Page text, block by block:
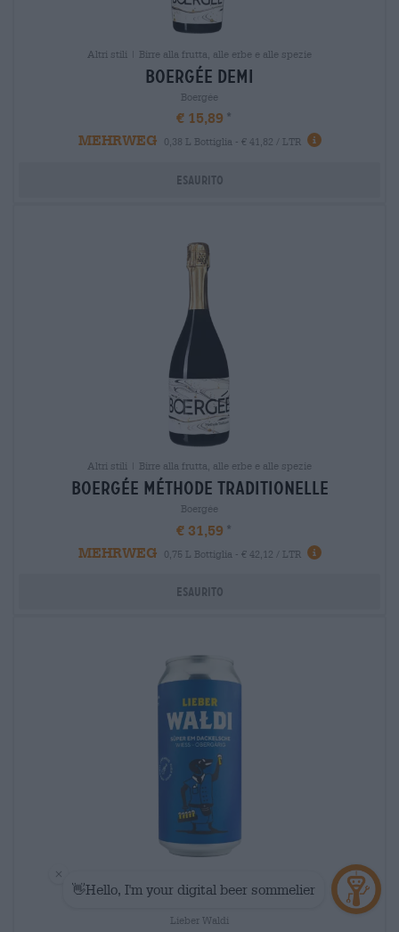
Altri stili | Birre alla frutta, alle erbe e alle spezie
boergÉe demi
Boergée
€ 15,89
MEHRWEG
0,38 L Bottiglia - € 41,82 / LTR
Esaurito
Altri stili | Birre alla frutta, alle erbe e alle spezie
boergÉe méthode traditionelle
Boergée
€ 31,59
MEHRWEG
0,75 L Bottiglia - € 42,12 / LTR
Esaurito
süper em dackelsche
Lieber Waldi